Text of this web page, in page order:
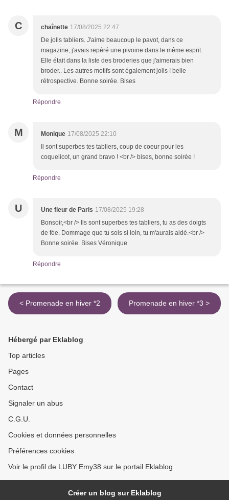
C chaînette 17/08/2025 22:47
De jolis tabliers. J'aime beaucoup le pavot, dans ce
magazine, j'avais repéré une pivoine dans le même esprit.
Elle était dans la liste des broderies que j'aimerais bien
broder.. Les autres motifs sont également jolis ! belle
rétrospective. Bonne soirée. Bises
Répondre
M Monique 17/08/2025 22:10
Il sont superbes tes tabliers, coup de coeur pour les
coquelicot, un grand bravo ! <br /> bises, bonne soirée !
Répondre
U Une fleur de Paris 17/08/2025 19:28
Bonsoir,<br /> Ils sont superbes tes tabliers, tu as des doigts
de fée. Dommage que tu sois si loin, tu m'aurais aidé.<br />
Bonne soirée. Bises Véronique
Répondre
< Promenade en hiver *2 Promenade en hiver *3 >
Hébergé par Eklablog
Top articles
Pages
Contact
Signaler un abus
C.G.U.
Cookies et données personnelles
Préférences cookies
Voir le profil de LUBY Emy38 sur le portail Eklablog
Créer un blog sur Eklablog